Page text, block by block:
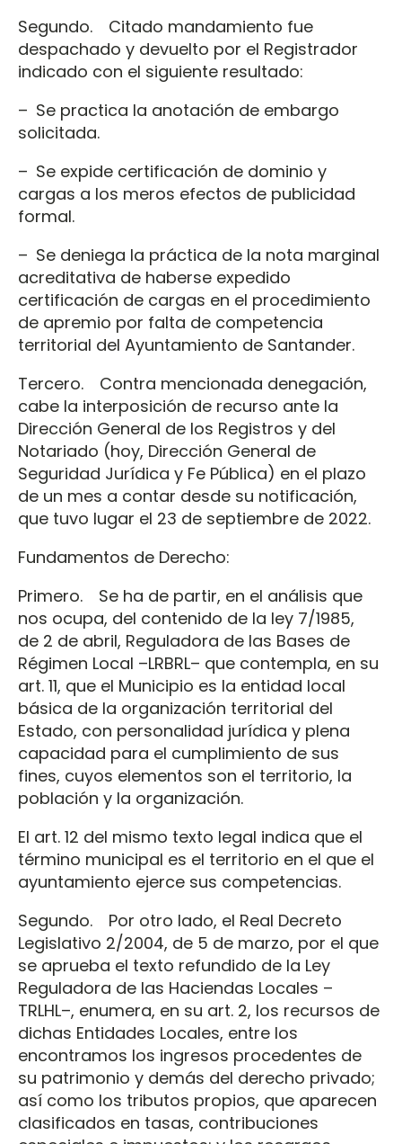
Segundo. Citado mandamiento fue
despachado y devuelto por el Registrador
indicado con el siguiente resultado:
– Se practica la anotación de embargo
solicitada.
– Se expide certificación de dominio y
cargas a los meros efectos de publicidad
formal.
– Se deniega la práctica de la nota marginal
acreditativa de haberse expedido
certificación de cargas en el procedimiento
de apremio por falta de competencia
territorial del Ayuntamiento de Santander.
Tercero. Contra mencionada denegación,
cabe la interposición de recurso ante la
Dirección General de los Registros y del
Notariado (hoy, Dirección General de
Seguridad Jurídica y Fe Pública) en el plazo
de un mes a contar desde su notificación,
que tuvo lugar el 23 de septiembre de 2022.
Fundamentos de Derecho:
Primero. Se ha de partir, en el análisis que
nos ocupa, del contenido de la ley 7/1985,
de 2 de abril, Reguladora de las Bases de
Régimen Local –LRBRL– que contempla, en su
art. 11, que el Municipio es la entidad local
básica de la organización territorial del
Estado, con personalidad jurídica y plena
capacidad para el cumplimiento de sus
fines, cuyos elementos son el territorio, la
población y la organización.
El art. 12 del mismo texto legal indica que el
término municipal es el territorio en el que el
ayuntamiento ejerce sus competencias.
Segundo. Por otro lado, el Real Decreto
Legislativo 2/2004, de 5 de marzo, por el que
se aprueba el texto refundido de la Ley
Reguladora de las Haciendas Locales –
TRLHL–, enumera, en su art. 2, los recursos de
dichas Entidades Locales, entre los
encontramos los ingresos procedentes de
su patrimonio y demás del derecho privado;
así como los tributos propios, que aparecen
clasificados en tasas, contribuciones